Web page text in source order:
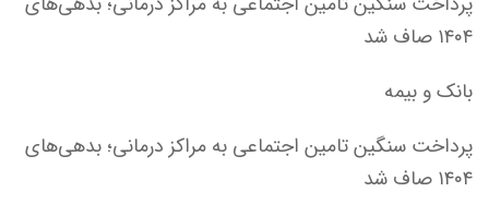
۱۴۰۴ صاف شد
بانک و بیمه
پرداخت سنگین تامین‌ اجتماعی به مراکز درمانی؛ بدهی‌های
۱۴۰۴ صاف شد